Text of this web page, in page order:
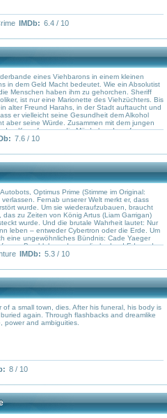
IMDb: 6.4 / 10
eines Viehbarons in einem kleinen
in dem Geld Macht bedeutet. Wie ein Absolutist
Menschen haben ihm zu gehorchen. Sheriff
ist nur eine Marionette des Viehzüchters. Bis
alter Freund Harahs, in der Stadt auftaucht und
er vielleicht seine Gesundheit dem Alkohol
aber seine Würde. Zusammen mit dem jungen
den Kampf gegen die Mörderbande auf.
7.6 / 10
Optimus Prime (Stimme im Original:
Fernab unserer Welt merkt er, dass
wurde. Um sie wiederaufzubauen, braucht
das zu Zeiten von König Artus (Liam Garrigan)
wurde. Und die brutale Wahrheit lautet: Nur
leben – entweder Cybertron oder die Erde. Um
eine ungewöhnliches Bündnis: Cade Yaeger
Bumblebee, der englische Lord Edmund
Geschichtsprofessorin Vivien Wembley (Laura
einem Kampf, in dem aus Freunden Feinde
IMDb: 5.3 / 10
of a small town, dies. After his funeral, his body is
again. Through flashbacks and dreamlike
power and ambiguities.
8 / 10